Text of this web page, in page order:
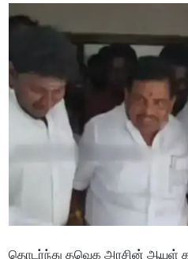
தொடர்ந்து தவெக அரசின் ஆயுள்